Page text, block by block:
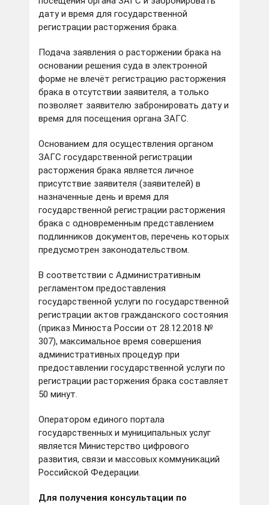
дату и время для государственной
регистрации расторжения брака.
Подача заявления о расторжении брака на
основании решения суда в электронной
форме не влечёт регистрацию расторжения
брака в отсутствии заявителя, а только
позволяет заявителю забронировать дату и
время для посещения органа ЗАГС.
Основанием для осуществления органом
ЗАГС государственной регистрации
расторжения брака является личное
присутствие заявителя (заявителей) в
назначенные день и время для
государственной регистрации расторжения
брака с одновременным представлением
подлинников документов, перечень которых
предусмотрен законодательством.
В соответствии с Административным
регламентом предоставления
государственной услуги по государственной
регистрации актов гражданского состояния
(приказ Минюста России от 28.12.2018 №
307), максимальное время совершения
административных процедур при
предоставлении государственной услуги по
регистрации расторжения брака составляет
50 минут.
Оператором единого портала
государственных и муниципальных услуг
является Министерство цифрового
развития, связи и массовых коммуникаций
Российской Федерации.
Для получения консультации по